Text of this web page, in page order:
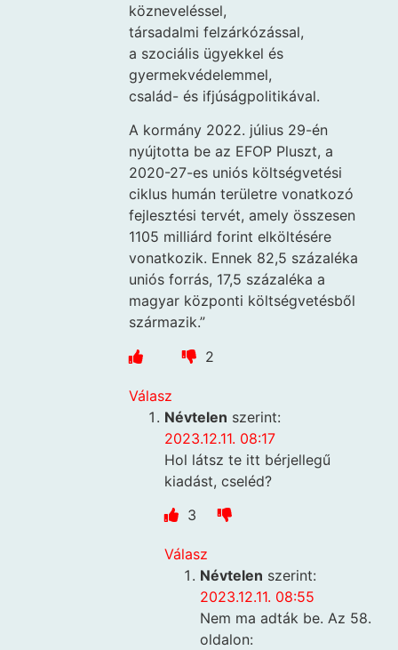
közneveléssel,
társadalmi felzárkózással,
a szociális ügyekkel és
gyermekvédelemmel,
család- és ifjúságpolitikával.
A kormány 2022. július 29-én
nyújtotta be az EFOP Pluszt, a
2020-27-es uniós költségvetési
ciklus humán területre vonatkozó
fejlesztési tervét, amely összesen
1105 milliárd forint elköltésére
vonatkozik. Ennek 82,5 százaléka
uniós forrás, 17,5 százaléka a
magyar központi költségvetésből
származik.”
2
Válasz
Névtelen szerint:
2023.12.11. 08:17
Hol látsz te itt bérjellegű
kiadást, cseléd?
3
Válasz
Névtelen szerint:
2023.12.11. 08:55
Nem ma adták be. Az 58.
oldalon: